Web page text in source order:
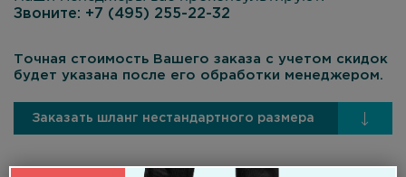
Звоните: +7 (495) 255-22-32
Точная стоимость Вашего заказа с учетом скидок
будет указана после его обработки менеджером.
Заказать шланг нестандартного размера